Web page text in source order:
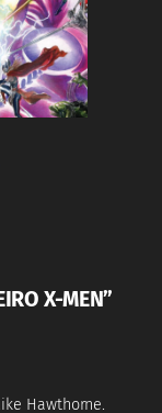
X-MEN”
Hawthorne.